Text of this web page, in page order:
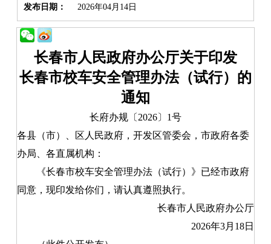
发布日期：
2026年04月14日
长春市人民政府办公厅关于印发
长春市校车安全管理办法（试行）的
通知
长府办规〔2026〕1号
各县（市）、区人民政府，开发区管委会，市政府各委
办局、各直属机构：
《长春市校车安全管理办法（试行）》已经市政府
同意，现印发给你们，请认真遵照执行。
长春市人民政府办公厅
2026年3月18日